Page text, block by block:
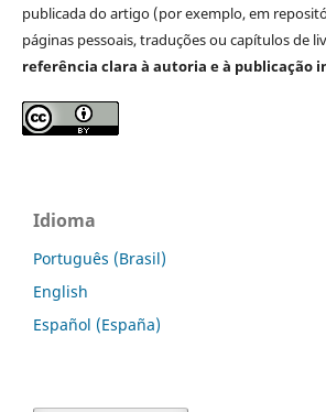
publicada do artigo (por exemplo, em
páginas pessoais, traduções ou capítulos de
referência clara à autoria e à publicação
Idioma
Português (Brasil)
English
Español (España)